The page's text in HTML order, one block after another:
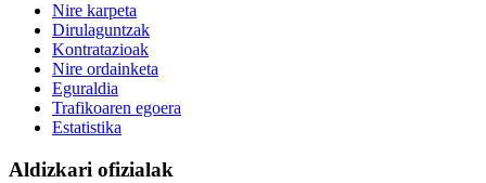
Nire karpeta
Dirulaguntzak
Kontratazioak
Nire ordainketa
Eguraldia
Trafikoaren egoera
Estatistika
Aldizkari ofizialak